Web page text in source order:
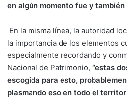
en algún momento fue y también
En la misma línea, la autoridad
la importancia de los elementos
especialmente recordando y
Nacional de Patrimonio, “estas
escogida para esto,
plasmando eso en todo el